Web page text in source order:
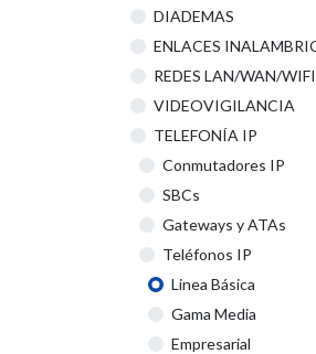
DIADEMAS
ENLACES
REDES LAN/WAN/WIFI
VIDEOVIGILANCIA
TELEFONÍA IP
Conmutadores IP
SBCs
Gateways y ATAs
Teléfonos IP
Linea Básica
Gama Media
Empresarial